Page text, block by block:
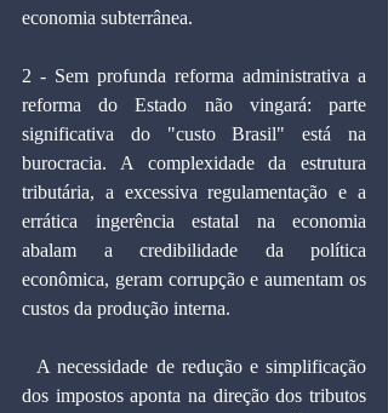
economia subterrânea.
2 - Sem profunda reforma administrativa a
reforma do Estado não vingará: parte
significativa do "custo Brasil" está na
burocracia. A complexidade da estrutura
tributária, a excessiva regulamentação e a
errática ingerência estatal na economia
abalam a credibilidade da política
econômica, geram corrupção e aumentam os
custos da produção interna.
dos impostos aponta na direção dos tributos